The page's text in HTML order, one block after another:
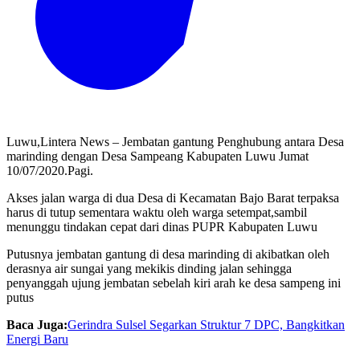
Luwu,Lintera News – Jembatan gantung Penghubung antara Desa
marinding dengan Desa Sampeang Kabupaten Luwu Jumat
10/07/2020.Pagi.
Akses jalan warga di dua Desa di Kecamatan Bajo Barat terpaksa
harus di tutup sementara waktu oleh warga setempat,sambil
menunggu tindakan cepat dari dinas PUPR Kabupaten Luwu
Putusnya jembatan gantung di desa marinding di akibatkan oleh
derasnya air sungai yang mekikis dinding jalan sehingga
penyanggah ujung jembatan sebelah kiri arah ke desa sampeng ini
putus
Baca Juga:Gerindra Sulsel Segarkan Struktur 7 DPC, Bangkitkan
Energi Baru